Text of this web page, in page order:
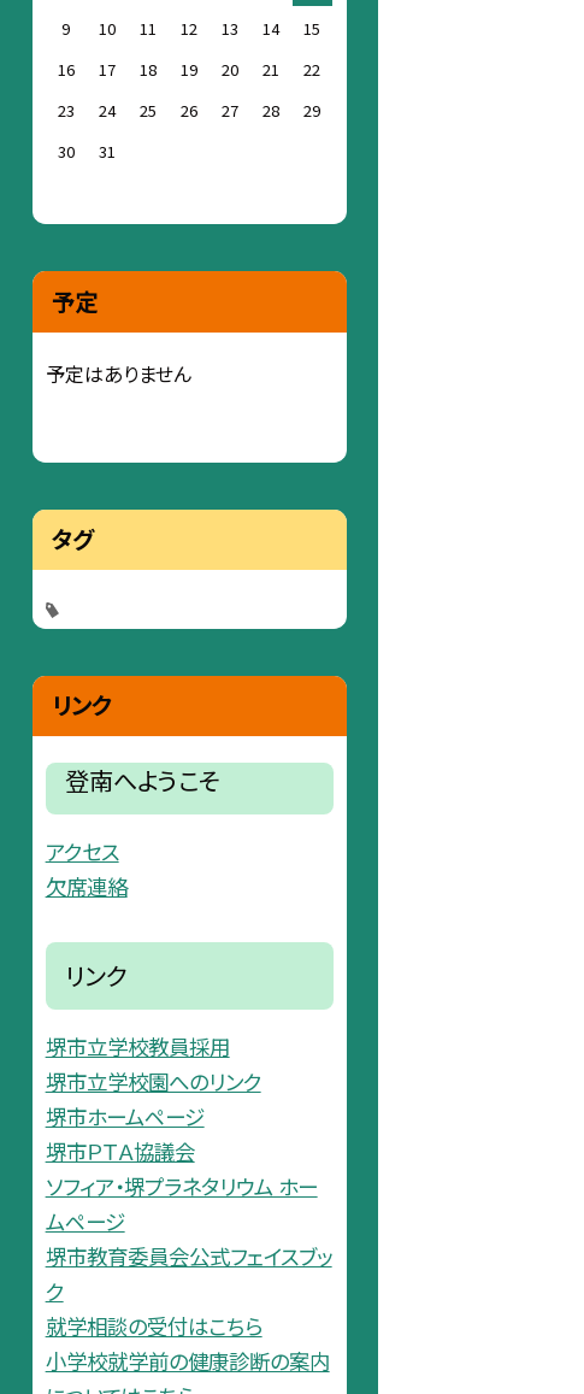
9
10 11 12 13 14
15
16
17 18 19 20 21
22
23
24 25 26 27 28
29
30
31
予定
予定はありません
タグ
リンク
登南へようこそ
アクセス
欠席連絡
リンク
堺市立学校教員採用
堺市立学校園へのリンク
堺市ホームページ
堺市ＰＴＡ協議会
ソフィア・堺プラネタリウム ホー
ムページ
堺市教育委員会公式フェイスブッ
ク
就学相談の受付はこちら
小学校就学前の健康診断の案内